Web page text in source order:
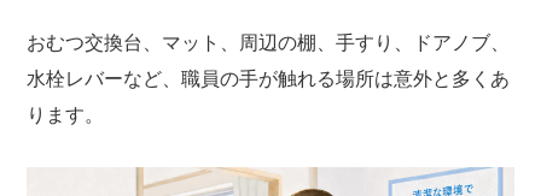
おむつ交換台、マット、周辺の棚、手すり、ドアノブ、
水栓レバーなど、職員の手が触れる場所は意外と多くあ
ります。